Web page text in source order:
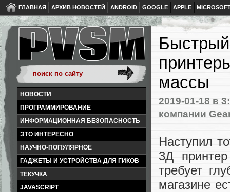
ГЛАВНАЯ АРХИВ НОВОСТЕЙ ANDROID GOOGLE APPLE
НОВОСТИ
ПРОГРАММИРОВАНИЕ
ИНФОРМАЦИОННАЯ БЕЗОПАСНОСТЬ
ЭТО ИНТЕРЕСНО
НАУЧНО-ПОПУЛЯРНОЕ
ГАДЖЕТЫ И УСТРОЙСТВА ДЛЯ ГИКОВ
ТЕКУЧКА
JAVASCRIPT
массы
2019-01-18 в
компании
Наступил
3Д
требует
магазине